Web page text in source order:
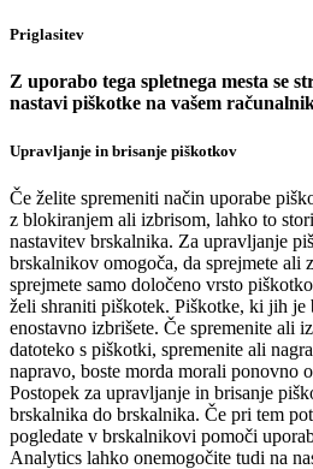
Priglasitev
Z uporabo tega spletnega mesta se
nastavi piškotke na vašem
Upravljanje in brisanje piškotkov
Če želite spremeniti način uporabe
z blokiranjem ali izbrisom, lahko to
nastavitev brskalnika. Za upravljanje
brskalnikov omogoča, da sprejmete ali
sprejmete samo določeno vrsto
želi shraniti piškotek. Piškotke, ki jih
enostavno izbrišete. Če spremenite ali
datoteko s piškotki, spremenite ali
napravo, boste morda morali ponovno
Postopek za upravljanje in brisanje
brskalnika do brskalnika. Če pri tem
pogledate v brskalnikovi pomoči
Analytics lahko onemogočite tudi na